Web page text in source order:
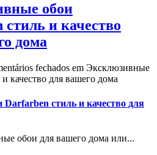
обои
и качество
дома
fechados em Эксклюзивные
качество для вашего дома
стиль и качество для
обои для вашего дома или...